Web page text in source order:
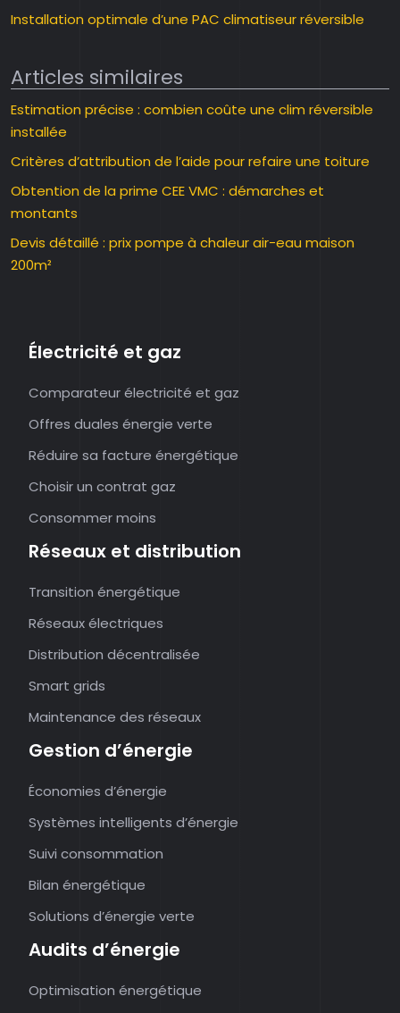
Installation optimale d’une PAC climatiseur réversible
Articles similaires
Estimation précise : combien coûte une clim réversible
installée
Critères d’attribution de l’aide pour refaire une toiture
Obtention de la prime CEE VMC : démarches et
montants
Devis détaillé : prix pompe à chaleur air-eau maison
200m²
Électricité et gaz
Comparateur électricité et gaz
Offres duales énergie verte
Réduire sa facture énergétique
Choisir un contrat gaz
Consommer moins
Réseaux et distribution
Transition énergétique
Réseaux électriques
Distribution décentralisée
Smart grids
Maintenance des réseaux
Gestion d’énergie
Économies d’énergie
Systèmes intelligents d’énergie
Suivi consommation
Bilan énergétique
Solutions d’énergie verte
Audits d’énergie
Optimisation énergétique